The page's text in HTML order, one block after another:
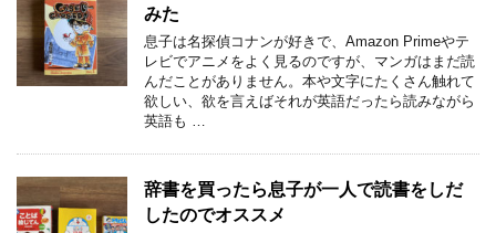
みた
息子は名探偵コナンが好きで、Amazon Primeやテ
レビでアニメをよく見るのですが、マンガはまだ読
んだことがありません。本や文字にたくさん触れて
欲しい、欲を言えばそれが英語だったら読みながら
英語も …
辞書を買ったら息子が一人で読書をしだ
したのでオススメ